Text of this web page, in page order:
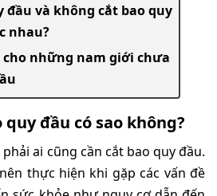
đầu và không cắt bao quy
nhau?
cho những nam giới chưa
đầu có sao không?
ai cũng cần cắt bao quy đầu.
thực hiện khi gặp các vấn đề